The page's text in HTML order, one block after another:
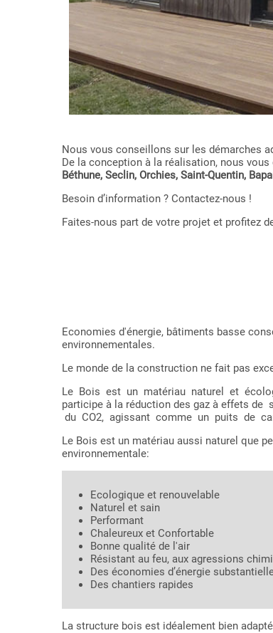
Nous vous conseillons sur les démarches
De la conception à la réalisation, nous
Béthune, Seclin, Orchies, Saint-Quentin,
Besoin d’information ? Contactez-nous !
Faites-nous part de votre projet et profitez
Economies d'énergie, bâtiments basse
environnementales.
Le monde de la construction ne fait pas
Le Bois est un matériau naturel et
participe à la réduction des gaz à effets
du CO2, agissant comme un puits de
Le Bois est un matériau aussi naturel que
environnementale:
Ecologique et renouvelable
Naturel et sain
Performant
Chaleureux et Confortable
Bonne qualité de l'air
Résistant au feu, aux agressions
Des économies d’énergie
Des chantiers rapides
La structure bois est idéalement bien